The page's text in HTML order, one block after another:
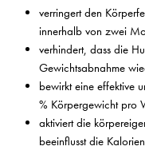
verringert den
innerhalb von zwei
verhindert, dass die
Gewichtsabnahme
bewirkt eine effektive
% Körpergewicht pro
aktiviert die
beeinflusst die